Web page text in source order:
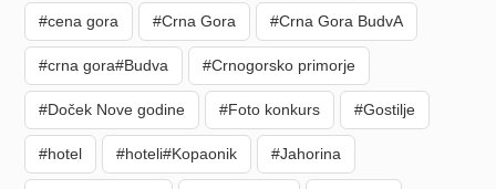
#cena gora #Crna Gora #Crna Gora BudvA
#crna gora#Budva #Crnogorsko primorje
#Doček Nove godine #Foto konkurs #Gostilje
#hotel #hoteli#Kopaonik #Jahorina